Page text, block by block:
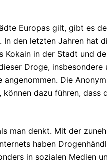
Europas gilt, gibt es
In den letzten Jahren hat
Kokain in der Stadt und
Droge, insbesondere
angenommen. Die
dazu führen, dass
man denkt. Mit der
haben
in sozialen Medien